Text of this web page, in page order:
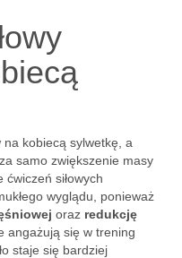
na kobiecą sylwetkę, a
samo zwiększenie masy
siłowych
wyglądu, ponieważ
oraz redukcję
angażują się w trening
staje się bardziej